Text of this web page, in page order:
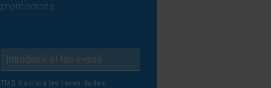
promocions:
TMB tractarà les teves dades